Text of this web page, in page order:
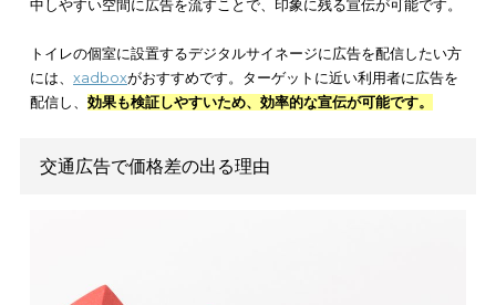
万円以上かかることも珍しくありません。しかし、バスの場合
とで、高い宣伝効果を狙えます。